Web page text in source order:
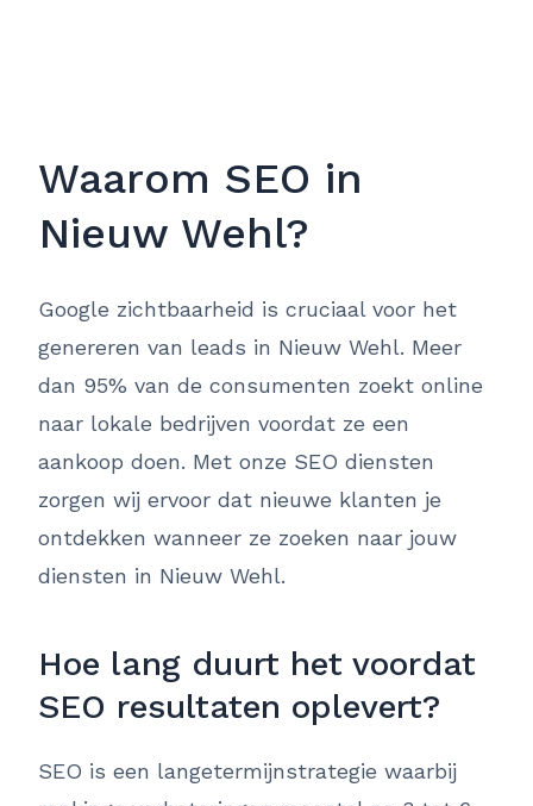
Waarom SEO in
Nieuw Wehl?
Google zichtbaarheid is cruciaal voor het
genereren van leads in Nieuw Wehl. Meer
dan 95% van de consumenten zoekt online
naar lokale bedrijven voordat ze een
aankoop doen. Met onze SEO diensten
zorgen wij ervoor dat nieuwe klanten je
ontdekken wanneer ze zoeken naar jouw
diensten in Nieuw Wehl.
Hoe lang duurt het voordat
SEO resultaten oplevert?
SEO is een langetermijnstrategie waarbij